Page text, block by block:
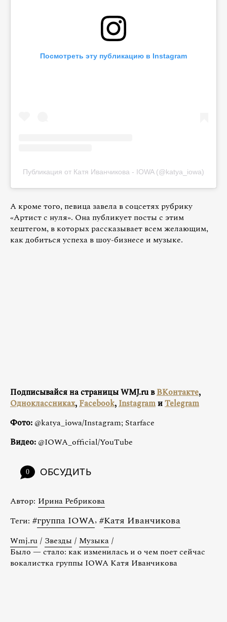
Посмотреть эту публикацию в Instagram
Публикация от Катя Иванчикова - IOWA (@katya_iowa)
А кроме того, певица завела в соцсетях рубрику
«Артист с нуля». Она публикует посты с этим
хештегом, в которых рассказывает всем желающим,
как добиться успеха в шоу-бизнесе и музыке.
Подписывайся на страницы WMJ.ru вВКонтакте,
Одноклассниках,Facebook,InstagramиTelegram
Фото: @katya_iowa/Instagram; Starface
Видео: @IOWA_official/YouTube
0 ОБСУДИТЬ
Автор: Ирина Ребрикова
Теги: #группа IOWA, #Катя Иванчикова
Wmj.ru / Звезды / Музыка /
Было — стало: как изменилась и о чем поет сейчас
вокалистка группы IOWA Катя Иванчикова